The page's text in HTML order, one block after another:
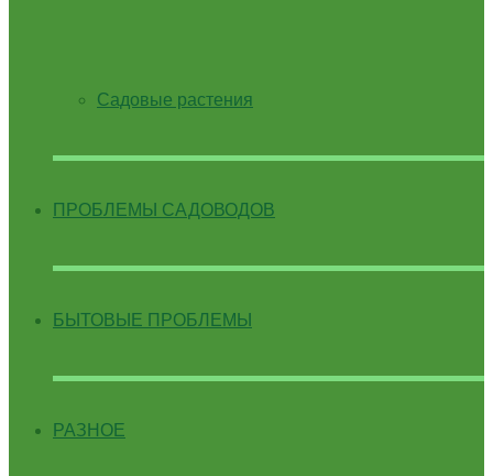
Садовые растения
ПРОБЛЕМЫ САДОВОДОВ
БЫТОВЫЕ ПРОБЛЕМЫ
РАЗНОЕ